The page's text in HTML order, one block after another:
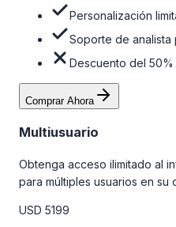
Personalización
Soporte de analista
Descuento del 50%
Comprar Ahora
Multiusuario
Obtenga acceso ilimitado al
para múltiples usuarios en su
venta, el soporte post-venta
USD 5199